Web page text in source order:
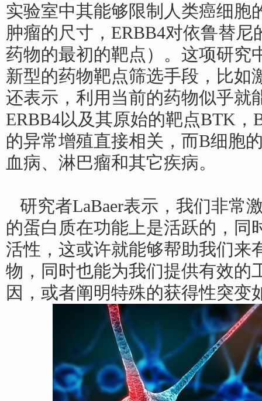
实验室中其能够限制人类癌细胞
肿瘤的尺寸，ERBB4对依鲁替
药物的最初的靶点）。这项研究
新型的药物靶点筛选手段，比如
还表示，利用当前的药物似乎就
ERBB4以及其原始的靶点BTK
的异常增殖直接相关，而B细胞
血病、淋巴瘤和其它疾病。
研究者LaBaer表示，我们非常
的蛋白质在功能上是活跃的，同
活性，这或许就能够帮助我们来
物，同时也能为我们提供有效的
因，或者阐明特殊的获得性突变